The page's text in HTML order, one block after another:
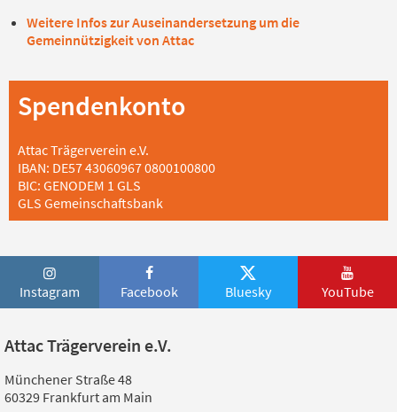
Weitere Infos zur Auseinandersetzung um die
Gemeinnützigkeit von Attac
Spendenkonto
Attac Trägerverein e.V.
IBAN: DE57 43060967 0800100800
BIC: GENODEM 1 GLS
GLS Gemeinschaftsbank
Instagram Facebook Bluesky YouTube
Attac Trägerverein e.V.
Münchener Straße 48
60329 Frankfurt am Main